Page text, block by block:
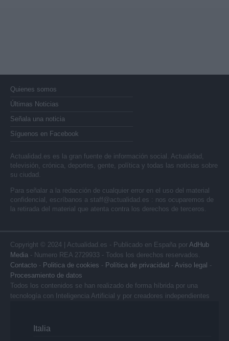
Quienes somos
Últimas Noticias
Señala una noticia
Síguenos en Facebook
Actualidad.es es la gran fuente de información social. Actualidad,
televisión, crónica, deportes, gente, política y todas las noticias sobre
su ciudad.
Para señalar a la redacción de cualquier error en el uso del material
confidencial, escríbanos a staff@actualidad.es : nos ocuparemos de
la retirada del material que atenta contra los derechos de terceros.
Copyright © 2024 | Actualidad.es - Publicado en España por AdHub
Media - Numero REA 2729933 - Todos los derechos reservados.
Contacto - Politica de cookies - Política de privacidad - Aviso legal -
Procesamiento de datos
Todos los contenidos se han realizado de forma híbrida por una
tecnología con Inteligencia Artificial y por creadores independientes
Italia